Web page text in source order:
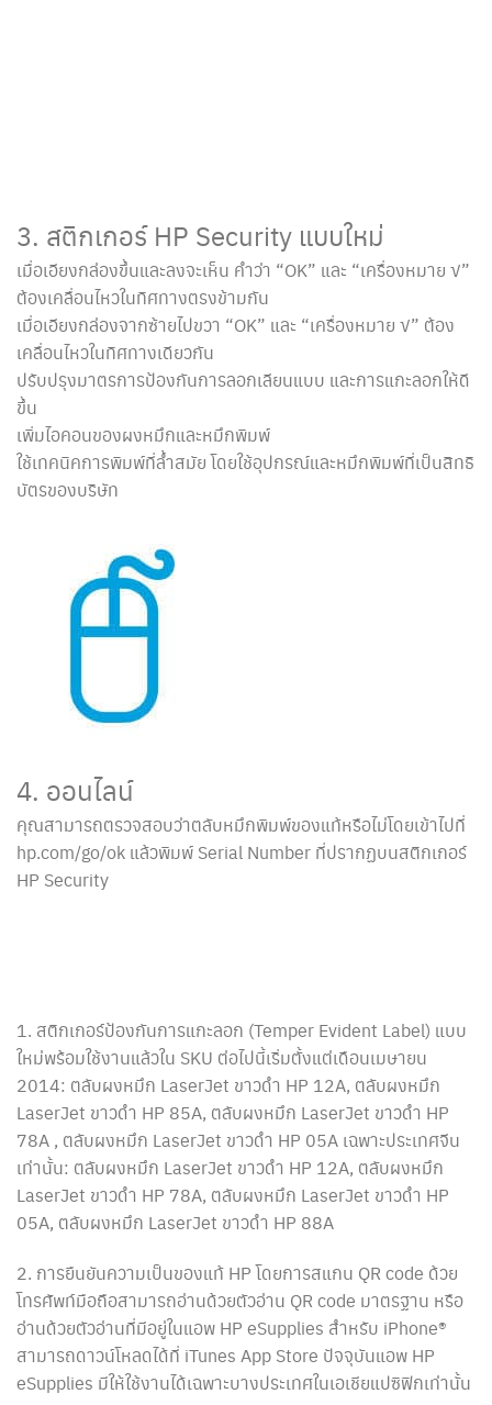
3. สติกเกอร์ HP Security แบบใหม่
เมื่อเอียงกล่องขึ้นและลงจะเห็น คำว่า “OK” และ “เครื่องหมาย √”
ต้องเคลื่อนไหวในทิศทางตรงข้ามกัน
เมื่อเอียงกล่องจากซ้ายไปขวา “OK” และ “เครื่องหมาย √” ต้อง
เคลื่อนไหวในทิศทางเดียวกัน
ปรับปรุงมาตรการป้องกันการลอกเลียนแบบ และการแกะลอกให้ดี
ขึ้น
เพิ่มไอคอนของผงหมึกและหมึกพิมพ์
ใช้เทคนิคการพิมพ์ที่ล้ำสมัย โดยใช้อุปกรณ์และหมึกพิมพ์ที่เป็นสิทธิ
บัตรของบริษัท
4. ออนไลน์
คุณสามารถตรวจสอบว่าตลับหมึกพิมพ์ของแท้หรือไม่โดยเข้าไปที่
hp.com/go/ok แล้วพิมพ์ Serial Number ที่ปรากฏบนสติกเกอร์
HP Security
1. สติกเกอร์ป้องกันการแกะลอก (Temper Evident Label) แบบ
ใหม่พร้อมใช้งานแล้วใน SKU ต่อไปนี้เริ่มตั้งแต่เดือนเมษายน
2014: ตลับผงหมึก LaserJet ขาวดำ HP 12A, ตลับผงหมึก
LaserJet ขาวดำ HP 85A, ตลับผงหมึก LaserJet ขาวดำ HP
78A , ตลับผงหมึก LaserJet ขาวดำ HP 05A เฉพาะประเทศจีน
เท่านั้น: ตลับผงหมึก LaserJet ขาวดำ HP 12A, ตลับผงหมึก
LaserJet ขาวดำ HP 78A, ตลับผงหมึก LaserJet ขาวดำ HP
05A, ตลับผงหมึก LaserJet ขาวดำ HP 88A
2. การยืนยันความเป็นของแท้ HP โดยการสแกน QR code ด้วย
โทรศัพท์มือถือสามารถอ่านด้วยตัวอ่าน QR code มาตรฐาน หรือ
อ่านด้วยตัวอ่านที่มีอยู่ในแอพ HP eSupplies สำหรับ iPhone®
สามารถดาวน์โหลดได้ที่ iTunes App Store ปัจจุบันแอพ HP
eSupplies มีให้ใช้งานได้เฉพาะบางประเทศในเอเชียแปซิฟิกเท่านั้น